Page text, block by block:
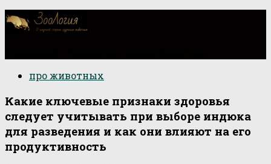
про животных
Какие ключевые признаки здоровья
следует учитывать при выборе индюка
для разведения и как они влияют на его
продуктивность